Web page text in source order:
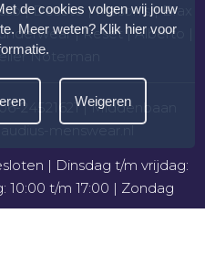
| Desoto | Mason’s | Brax
| Reset | Alberto |
Noterman
24521621| Middenbaan
menswear.nl
| Dinsdag t/m vrijdag:
10:00 t/m 17:00 | Zondag
de cookies volgen wij jouw
Meer weten? Klik hier voor
.
Weigeren